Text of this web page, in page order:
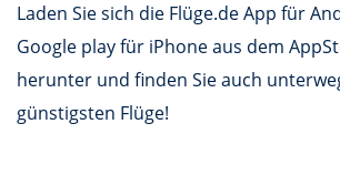
Laden Sie sich die Flüge.de App für
Google play für iPhone aus dem
herunter und finden Sie auch
günstigsten Flüge!